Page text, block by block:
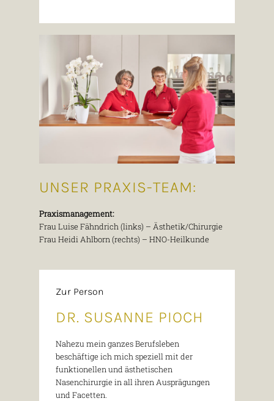
UNSER PRAXIS-TEAM:
Praxismanagement:
Frau Luise Fähndrich (links) – Ästhetik/Chirurgie
Frau Heidi Ahlborn (rechts) – HNO-Heilkunde
Zur Person
DR. SUSANNE PIOCH
Nahezu mein ganzes Berufsleben
beschäftige ich mich speziell mit der
funktionellen und ästhetischen
Nasenchirurgie in all ihren Ausprägungen
und Facetten.